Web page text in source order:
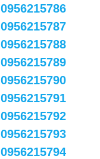
0956215786
0956215787
0956215788
0956215789
0956215790
0956215791
0956215792
0956215793
0956215794